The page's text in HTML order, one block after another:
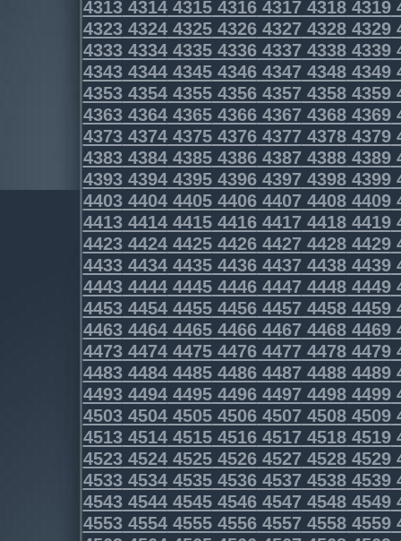
4313431443154316431743184319
4323432443254326432743284329
4333433443354336433743384339
4343434443454346434743484349
4353435443554356435743584359
4363436443654366436743684369
4373437443754376437743784379
4383438443854386438743884389
4393439443954396439743984399
4403440444054406440744084409
4413441444154416441744184419
4423442444254426442744284429
4433443444354436443744384439
4443444444454446444744484449
4453445444554456445744584459
4463446444654466446744684469
4473447444754476447744784479
4483448444854486448744884489
4493449444954496449744984499
4503450445054506450745084509
4513451445154516451745184519
4523452445254526452745284529
4533453445354536453745384539
4543454445454546454745484549
4553455445554556455745584559